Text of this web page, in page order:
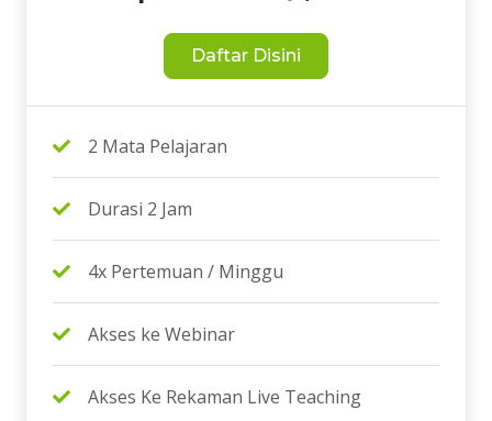
Daftar Disini
2 Mata Pelajaran
Durasi 2 Jam
4x Pertemuan / Minggu
Akses ke Webinar
Akses Ke Rekaman Live Teaching